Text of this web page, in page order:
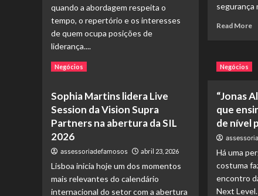
quando a abordagem respeita o
tempo, o repertório e os interesses
de quem ocupa posições de
liderança....
Read More Read
O
podcast
como
parceiro
de
marketing:
segurança
Read More
e
e
Negócios
Sophia Martins lidera Live
Session da Vision Supra
Partners na abertura da SIL
2026
assessoriadefamosos abril 23, 2026
Lisboa inicia hoje um dos momentos
mais relevantes do calendário
internacional do setor com a abertura
Negócios
“Jonas
que
de nível
Há uma
costuma
encontro
Next Level.